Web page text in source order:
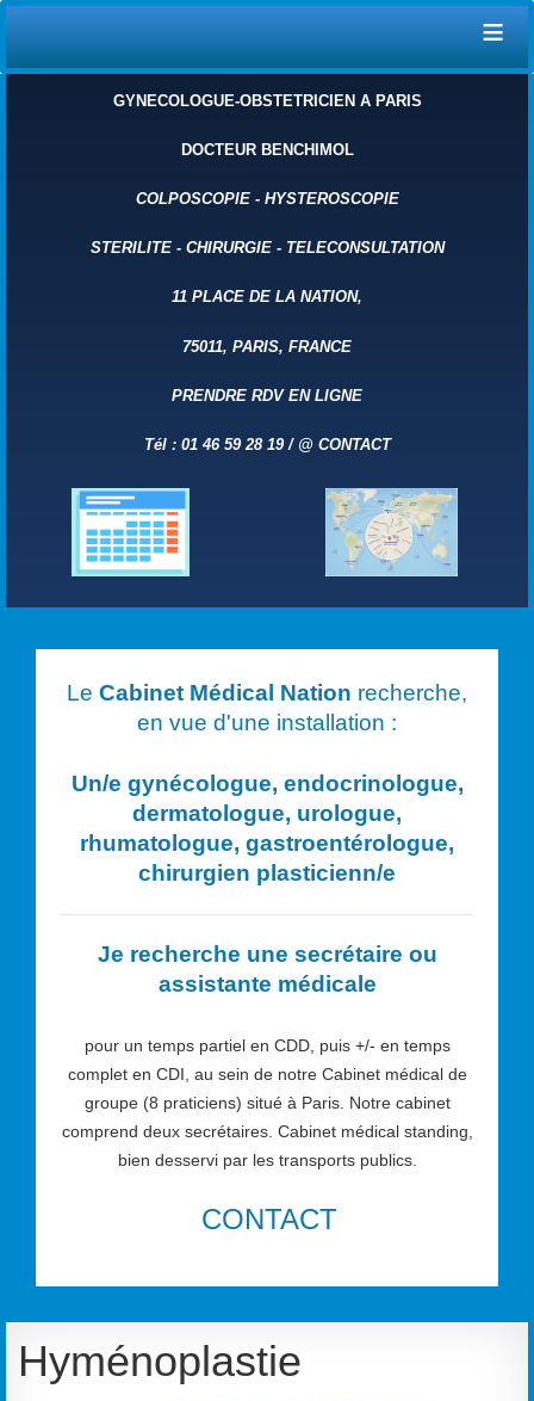
≡
GYNECOLOGUE-OBSTETRICIEN A PARIS
DOCTEUR BENCHIMOL
COLPOSCOPIE- HYSTEROSCOPIE
STERILITE- CHIRURGIE- TELECONSULTATION
11 PLACE DE LA NATION,
75011, PARIS, FRANCE
PRENDRE RDV EN LIGNE
Tél : 01 46 59 28 19 / @ CONTACT
Le Cabinet Médical Nation recherche,
en vue d'une installation :
Un/e gynécologue, endocrinologue,
dermatologue, urologue,
rhumatologue, gastroentérologue,
chirurgien plasticienn/e
Je recherche une secrétaire ou
assistante médicale
pour un temps partiel en CDD, puis +/- en temps
complet en CDI, au sein de notre Cabinet médical de
groupe (8 praticiens) situé à Paris. Notre cabinet
comprend deux secrétaires. Cabinet médical standing,
bien desservi par les transports publics.
CONTACT
Hyménoplastie